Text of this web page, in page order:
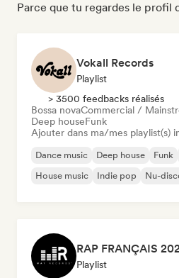
Parce que tu regardes le profil
Vokall Records
Playlist
> 3500 feedbacks réalisés
Bossa novaCommercial /
Deep houseFunk
Ajouter dans ma/mes playlist(s)
Dance music Deep house Funk
House music
Indie pop Nu-
Playlist